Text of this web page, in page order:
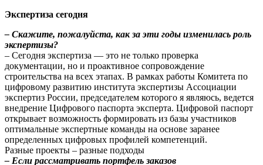
Экспертиза сегодня
– Скажите, пожалуйста, как за эти годы изменилась роль
экспертизы?
– Сегодня экспертиза — это не только проверка
документации, но и проактивное сопровождение
строительства на всех этапах. В рамках работы Комитета по
цифровому развитию института экспертизы Ассоциации
экспертиз России, председателем которого я являюсь, ведется
внедрение Цифрового паспорта эксперта. Цифровой паспорт
открывает возможность формировать из базы участников
оптимальные экспертные команды на основе заранее
определенных цифровых профилей компетенций.
Разные проекты – разные подходы
– Если рассматривать портфель заказов